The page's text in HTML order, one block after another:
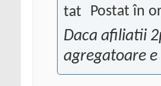
Postat în
Daca afiliatii
agregatoare e